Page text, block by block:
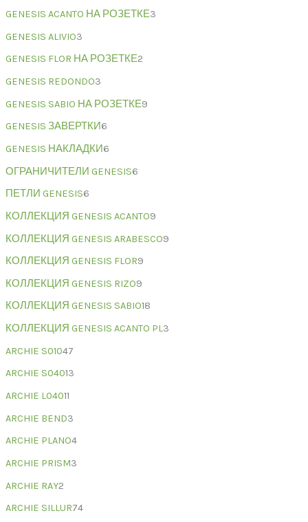
GENESIS ACANTO НА РОЗЕТКЕ3
GENESIS ALIVIO3
GENESIS FLOR НА РОЗЕТКЕ2
GENESIS REDONDO3
GENESIS SABIO НА РОЗЕТКЕ9
GENESIS ЗАВЕРТКИ6
GENESIS НАКЛАДКИ6
ОГРАНИЧИТЕЛИ GENESIS6
ПЕТЛИ GENESIS6
КОЛЛЕКЦИЯ GENESIS ACANTO9
КОЛЛЕКЦИЯ GENESIS ARABESCO9
КОЛЛЕКЦИЯ GENESIS FLOR9
КОЛЛЕКЦИЯ GENESIS RIZO9
КОЛЛЕКЦИЯ GENESIS SABIO18
КОЛЛЕКЦИЯ GENESIS ACANTO PL3
ARCHIE S01047
ARCHIE S04013
ARCHIE L04011
ARCHIE BEND3
ARCHIE PLANO4
ARCHIE PRISM3
ARCHIE RAY2
ARCHIE SILLUR74